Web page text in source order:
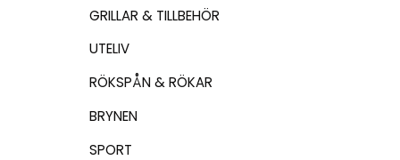
GRILLAR & TILLBEHÖR
UTELIV
RÖKSPÅN & RÖKAR
BRYNEN
SPORT